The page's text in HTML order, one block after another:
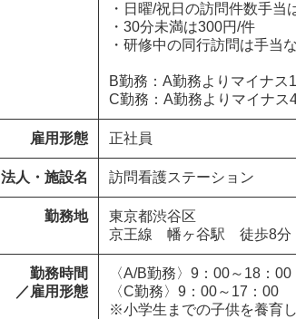
・日曜/祝日の訪問件数手当
・30分未満は300円/件
・研修中の同行訪問は手当
B勤務：A勤務よりマイナス
C勤務：A勤務よりマイナス
雇用形態 正社員
法人・施設名 訪問看護ステーション
勤務地
東京都渋谷区
京王線　幡ヶ谷駅　徒歩8分
勤務時間
／雇用形態
〈A/B勤務〉9：00～18：00
〈C勤務〉9：00～17：00
※小学生までの子供を養育